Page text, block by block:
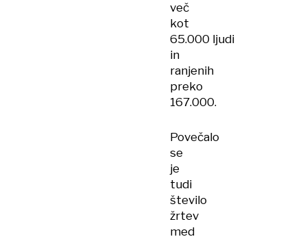
več
kot
65.000 ljudi
in
ranjenih
preko
167.000.
Povečalo
se
je
tudi
število
žrtev
med